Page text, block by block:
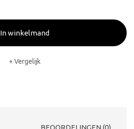
In winkelmand
Vergelijk